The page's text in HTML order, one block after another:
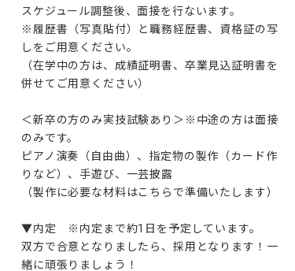
スケジュール調整後、面接を行ないます。
※履歴書（写真貼付）と職務経歴書、資格証の写
しをご用意ください。
（在学中の方は、成績証明書、卒業見込証明書を
併せてご用意ください）
＜新卒の方のみ実技試験あり＞※中途の方は面接
のみです。
ピアノ演奏（自由曲）、指定物の製作（カード作
りなど）、手遊び、一芸披露
（製作に必要な材料はこちらで準備いたします）
▼内定　※内定まで約1日を予定しています。
双方で合意となりましたら、採用となります！一
緒に頑張りましょう！